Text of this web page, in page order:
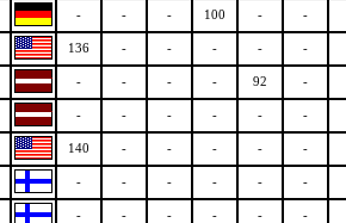
- - - 100 - -
136 - - - - -
- - - - 92 -
- - - - - -
140 - - - - -
- - - - - -
- - - - - -